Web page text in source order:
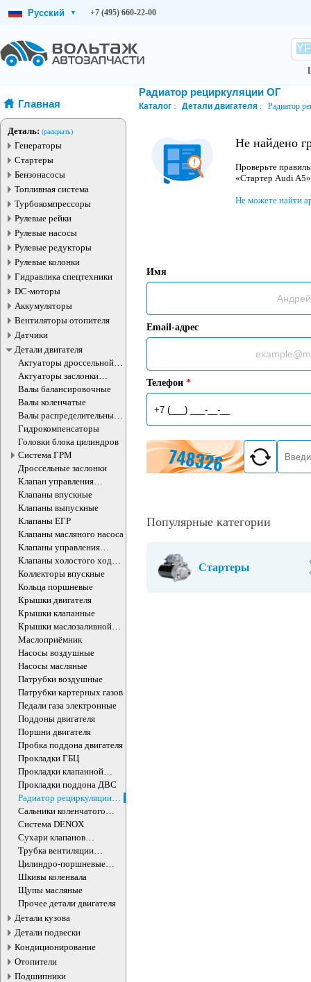
Русский ▾ +7 (495) 660-22-00
Главная
Деталь: (раскрыть)
Генераторы
Стартеры
Бензонасосы
Топливная система
Турбокомпрессоры
Рулевые рейки
Рулевые насосы
Рулевые редукторы
Рулевые колонки
Гидравлика спецтехники
DC-моторы
Аккумуляторы
Вентиляторы отопителя
Датчики
Детали двигателя
Актуаторы дроссельной
заслонки
Актуаторы заслонки
впускного коллектора
Валы балансировочные
Валы коленчатые
Валы распределительные
ДВС
Гидрокомпенсаторы
Головки блока цилиндров
Система ГРМ
Дроссельные заслонки
Клапан управления
впускного коллектора
Клапаны впускные
Клапаны выпускные
Клапаны ЕГР
Клапаны масляного насоса
Клапаны управления
впускного коллектора
Клапаны холостого хода
ДВС
Коллекторы впускные
Кольца поршневые
Крышки двигателя
Крышки клапанные
Крышки маслозаливной
горловины
Маслоприёмник
Насосы воздушные
Насосы масляные
Патрубки воздушные
Патрубки картерных газов
Педали газа электронные
Поддоны двигателя
Поршни двигателя
Пробка поддона двигателя
Прокладки ГБЦ
Прокладки клапанной
крышки
Прокладки поддона ДВС
Радиатор рециркуляции
ОГ
Сальники коленчатого
вала двигателя
Система DENOX
Сухари клапанов
впускных/выпускных
Трубка вентиляции
картера
Цилиндро-поршневые
группы ДВС
Шкивы коленвала
Щупы масляные
Прочее детали двигателя
Детали кузова
Детали подвески
Кондиционирование
Отопители
Подшипники
Радиатор рециркуляции ОГ
Каталог Детали двигателя Радиатор
Не найдено
Проверьте
«Стартер Audi
Не можете найти
Имя
Email-адрес
Телефон *
Популярные категории
Стартеры